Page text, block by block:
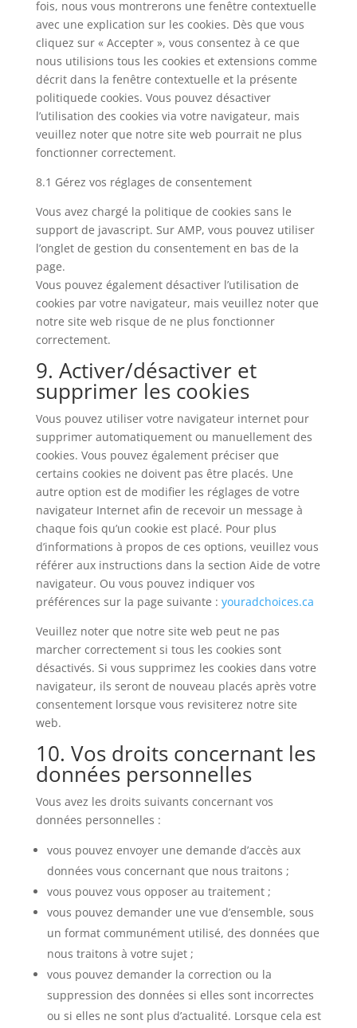
divers
fois, nous vous montrerons une fenêtre contextuelle
avec une explication sur les cookies. Dès que vous
cliquez sur « Accepter », vous consentez à ce que
nous utilisions tous les cookies et extensions comme
décrit dans la fenêtre contextuelle et la présente
politiquede cookies. Vous pouvez désactiver
l’utilisation des cookies via votre navigateur, mais
veuillez noter que notre site web pourrait ne plus
fonctionner correctement.
8.1 Gérez vos réglages de consentement
Vous avez chargé la politique de cookies sans le
support de javascript. Sur AMP, vous pouvez utiliser
l’onglet de gestion du consentement en bas de la
page.
Vous pouvez également désactiver l’utilisation de
cookies par votre navigateur, mais veuillez noter que
notre site web risque de ne plus fonctionner
correctement.
9. Activer/désactiver et
supprimer les cookies
Vous pouvez utiliser votre navigateur internet pour
supprimer automatiquement ou manuellement des
cookies. Vous pouvez également préciser que
certains cookies ne doivent pas être placés. Une
autre option est de modifier les réglages de votre
navigateur Internet afin de recevoir un message à
chaque fois qu’un cookie est placé. Pour plus
d’informations à propos de ces options, veuillez vous
référer aux instructions dans la section Aide de votre
navigateur. Ou vous pouvez indiquer vos
préférences sur la page suivante : youradchoices.ca
Veuillez noter que notre site web peut ne pas
marcher correctement si tous les cookies sont
désactivés. Si vous supprimez les cookies dans votre
navigateur, ils seront de nouveau placés après votre
consentement lorsque vous revisiterez notre site
web.
10. Vos droits concernant les
données personnelles
Vous avez les droits suivants concernant vos
données personnelles :
vous pouvez envoyer une demande d’accès aux
données vous concernant que nous traitons ;
vous pouvez vous opposer au traitement ;
vous pouvez demander une vue d’ensemble, sous
un format communément utilisé, des données que
nous traitons à votre sujet ;
vous pouvez demander la correction ou la
suppression des données si elles sont incorrectes
ou si elles ne sont plus d’actualité. Lorsque cela est